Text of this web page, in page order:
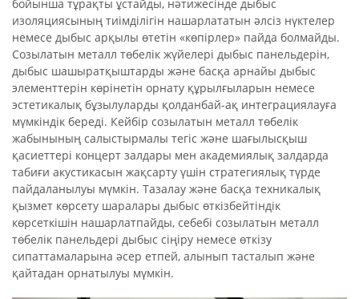
бойынша тұрақты ұстайды, нәтижесінде дыбыс
изоляциясының тиімділігін нашарлататын әлсіз нүктелер
немесе дыбыс арқылы өтетін «көпірлер» пайда болмайды.
Созылатын металл төбелік жүйелері дыбыс панельдерін,
дыбыс шашыратқыштарды және басқа арнайы дыбыс
элементтерін көрінетін орнату құрылғыларын немесе
эстетикалық бұзылуларды қолданбай-ақ интеграциялауға
мүмкіндік береді. Кейбір созылатын металл төбелік
жабынының салыстырмалы тегіс және шағылысқыш
қасиеттері концерт залдары мен академиялық залдарда
табиғи акустикасын жақсарту үшін стратегиялық түрде
пайдаланылуы мүмкін. Тазалау және басқа техникалық
қызмет көрсету шаралары дыбыс өткізбейтіндік
көрсеткішін нашарлатпайды, себебі созылатын металл
төбелік панельдері дыбыс сіңіру немесе өткізу
сипаттамаларына әсер етпей, алынып тасталып және
қайтадан орнатылуы мүмкін.